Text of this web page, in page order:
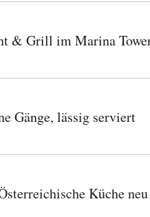
& Grill im Marina
Gänge, lässig serviert
Küche